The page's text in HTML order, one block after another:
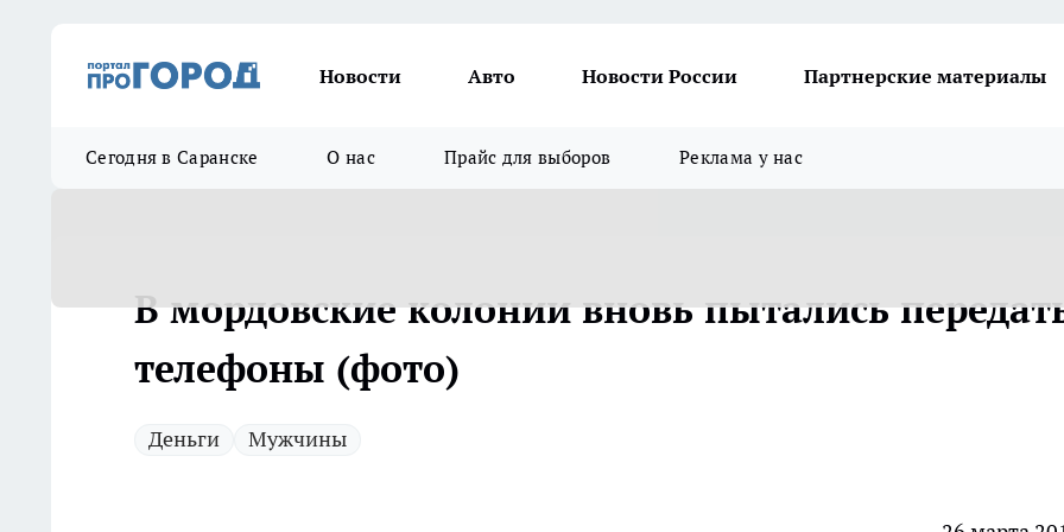
Новости Авто Новости России Партнерские материалы
Сегодня в Саранске О нас Прайс для выборов Реклама у нас
В мордовские колонии вновь пытались
телефоны (фото)
Деньги Мужчины